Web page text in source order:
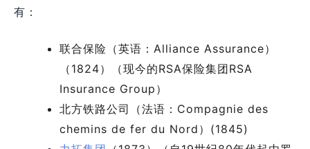
有：
联合保险（英语：Alliance Assurance）
（1824）（现今的RSA保险集团RSA
Insurance Group）
北方铁路公司（法语：Compagnie des
chemins de fer du Nord）(1845)